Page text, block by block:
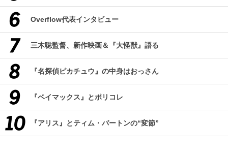
Overflow代表インタビュー
三木聡監督、新作映画＆『大怪獣』語る
『名探偵ピカチュウ』の中身はおっさん
『ベイマックス』とポリコレ
『アリス』とティム・バートンの“変節”